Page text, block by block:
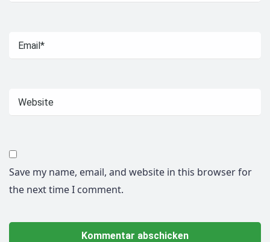
Save my name, email, and website in this browser for
the next time I comment.